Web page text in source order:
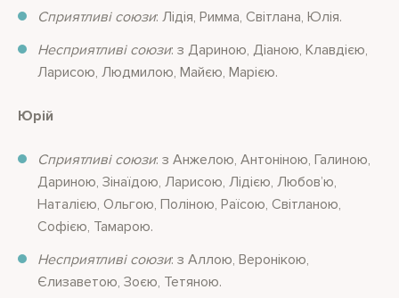
Сприятливі союзи: Лідія, Римма, Світлана, Юлія.
Несприятливі союзи: з Дариною, Діаною, Клавдією,
Ларисою, Людмилою, Майєю, Марією.
Юрій
Сприятливі союзи: з Анжелою, Антоніною, Галиною,
Дариною, Зінаїдою, Ларисою, Лідією, Любов’ю,
Наталією, Ольгою, Поліною, Раїсою, Світланою,
Софією, Тамарою.
Несприятливі союзи: з Аллою, Веронікою,
Єлизаветою, Зоєю, Тетяною.